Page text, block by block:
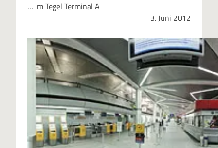
… im Tegel Terminal A
3. Juni 2012